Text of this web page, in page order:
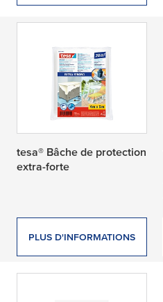
tesa® Bâche de protection
extra-forte
PLUS D'INFORMATIONS